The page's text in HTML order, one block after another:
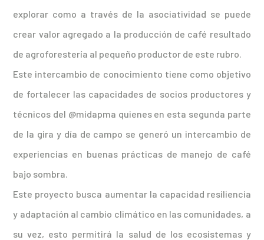
explorar como a través de la asociatividad se puede
crear valor agregado a la producción de café resultado
de agroforestería al pequeño productor de este rubro.
Este intercambio de conocimiento tiene como objetivo
de fortalecer las capacidades de socios productores y
técnicos del @midapma quienes en esta segunda parte
de la gira y día de campo se generó un intercambio de
experiencias en buenas prácticas de manejo de café
bajo sombra.
Este proyecto busca aumentar la capacidad resiliencia
y adaptación al cambio climático en las comunidades, a
su vez, esto permitirá la salud de los ecosistemas y